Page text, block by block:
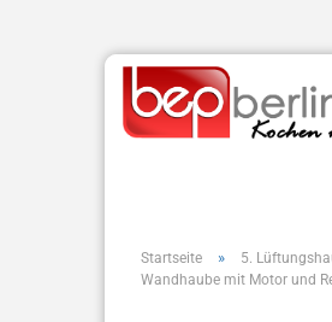
Startseite » 5.
Wandhaube mit Motor und